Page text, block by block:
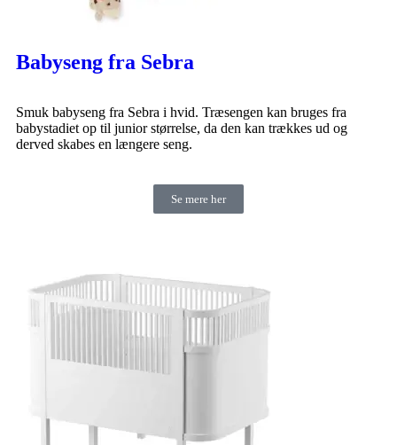
Babyseng fra Sebra
Smuk babyseng fra Sebra i hvid. Træsengen kan bruges fra
babystadiet op til junior størrelse, da den kan trækkes ud og
derved skabes en længere seng.
Se mere her